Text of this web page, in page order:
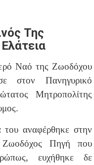
Της
Ναό της Ζωοδόχου
στον Πανηγυρικό
Μητροπολίτης
αναφέρθηκε στην
Πηγή που
ευχήθηκε δε